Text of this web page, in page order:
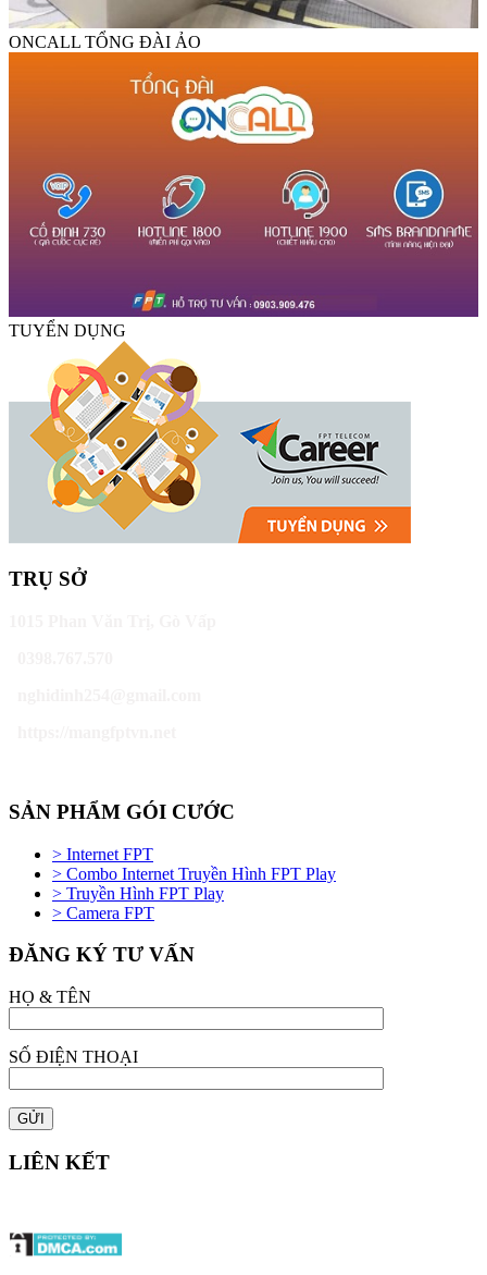
ONCALL TỔNG ĐÀI ẢO
TUYỂN DỤNG
TRỤ SỞ
SẢN PHẨM GÓI CƯỚC
> Internet FPT
> Combo Internet Truyền Hình FPT Play
> Truyền Hình FPT Play
> Camera FPT
ĐĂNG KÝ TƯ VẤN
HỌ & TÊN
SỐ ĐIỆN THOẠI
LIÊN KẾT